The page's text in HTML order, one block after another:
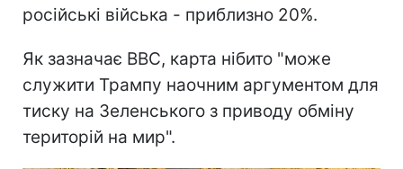
російські війська - приблизно 20%.
Як зазначає BBC, карта нібито "може
служити Трампу наочним аргументом для
тиску на Зеленського з приводу обміну
територій на мир".